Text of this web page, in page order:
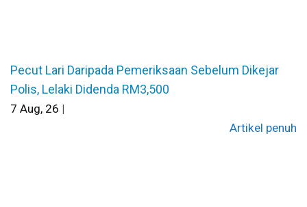
Pecut Lari Daripada Pemeriksaan Sebelum Dikejar
Polis, Lelaki Didenda RM3,500
7 Aug, 26 |
Artikel penuh